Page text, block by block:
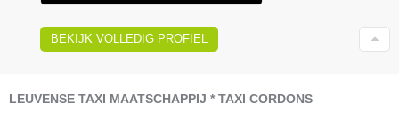
BEKIJK VOLLEDIG PROFIEL
LEUVENSE TAXI MAATSCHAPPIJ * TAXI CORDONS